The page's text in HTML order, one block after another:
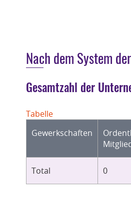
Nach dem System
Gesamtzahl der
Tabelle
Gewerkschaften
Total 0